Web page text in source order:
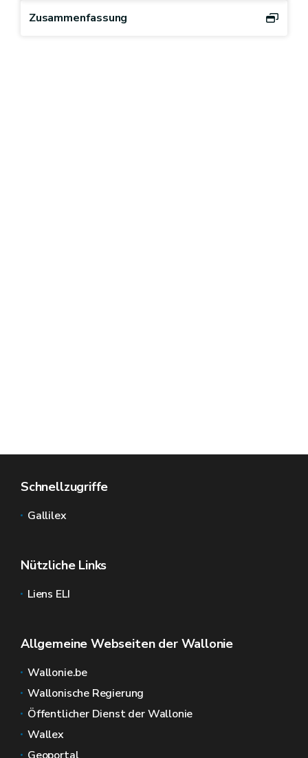
Zusammenfassung
Schnellzugriffe
Gallilex
Nützliche Links
Liens ELI
Allgemeine Webseiten der Wallonie
Wallonie.be
Wallonische Regierung
Öffentlicher Dienst der Wallonie
Wallex